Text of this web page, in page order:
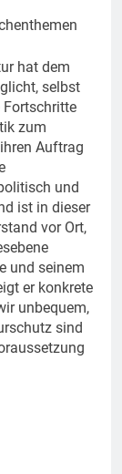
hat dem
selbst
zum
Auftrag
und
ist in dieser
vor Ort,
und seinem
er konkrete
unbequem,
sind